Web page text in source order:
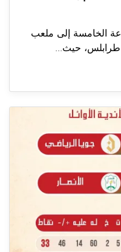
الخامسة إلى ملعب
حيث...